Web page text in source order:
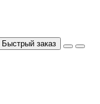
Быстрый заказ